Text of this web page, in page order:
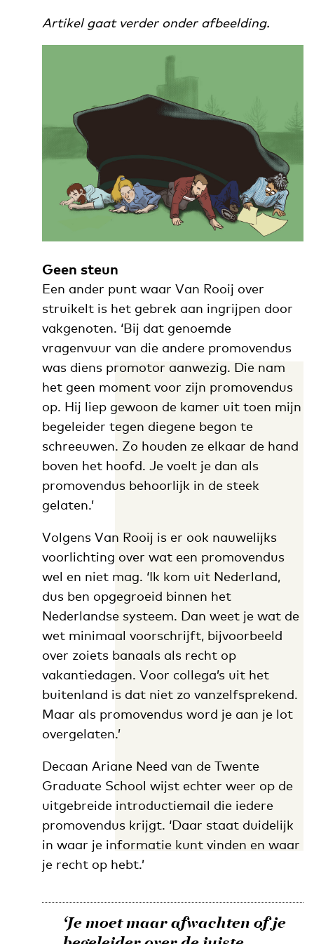
Artikel gaat verder onder afbeelding.
Geen steun
Een ander punt waar Van Rooij over
struikelt is het gebrek aan ingrijpen door
vakgenoten. ‘Bij dat genoemde
vragenvuur van die andere promovendus
was diens promotor aanwezig. Die nam
het geen moment voor zijn promovendus
op. Hij liep gewoon de kamer uit toen mijn
begeleider tegen diegene begon te
schreeuwen. Zo houden ze elkaar de hand
boven het hoofd. Je voelt je dan als
promovendus behoorlijk in de steek
gelaten.’
Volgens Van Rooij is er ook nauwelijks
voorlichting over wat een promovendus
wel en niet mag. ‘Ik kom uit Nederland,
dus ben opgegroeid binnen het
Nederlandse systeem. Dan weet je wat de
wet minimaal voorschrijft, bijvoorbeeld
over zoiets banaals als recht op
vakantiedagen. Voor collega’s uit het
buitenland is dat niet zo vanzelfsprekend.
Maar als promovendus word je aan je lot
overgelaten.’
Decaan Ariane Need van de Twente
Graduate School wijst echter weer op de
uitgebreide introductiemail die iedere
promovendus krijgt. ‘Daar staat duidelijk
in waar je informatie kunt vinden en waar
je recht op hebt.’
‘Je moet maar afwachten of je